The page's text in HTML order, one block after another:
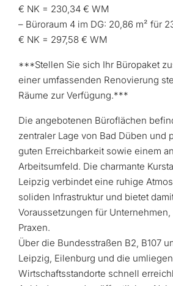
€ NK = 230,34 € WM
– Büroraum 4 im DG: 20,86 m² für
€ NK = 297,58 € WM
***Stellen Sie sich Ihr Büropaket
einer umfassenden Renovierung
Räume zur Verfügung.***
Die angebotenen Büroflächen
zentraler Lage von Bad Düben und
guten Erreichbarkeit sowie einem
Arbeitsumfeld. Die charmante
Leipzig verbindet eine ruhige
soliden Infrastruktur und bietet
Voraussetzungen für
Praxen.
Über die Bundesstraßen B2, B107
Leipzig, Eilenburg und die
Wirtschaftsstandorte schnell